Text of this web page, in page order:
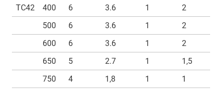
TC42
400 6 3.6 1
2
500
6 3.6 1
2
600
6 3.6 1
2
650
5 2.7 1
1,5
750
4 1,8 1
1